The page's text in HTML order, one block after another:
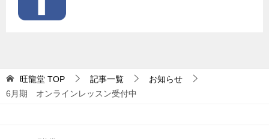
旺龍堂 TOP 記事一覧
お知らせ
6月期 オンラインレッスン受付中